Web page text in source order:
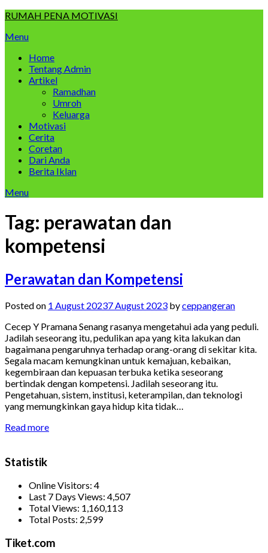
Skip
content
RUMAH PENA MOTIVASI
Menu
Home
Tentang Admin
Artikel
Ramadhan
Umroh
Keluarga
Motivasi
Cerita
Coretan
Dari Anda
Berita Iklan
Menu
Tag: perawatan dan
kompetensi
Perawatan dan Kompetensi
Posted on 1 August 20237 August 2023 byceppangeran
Cecep Y Pramana Senang rasanya mengetahui ada yang peduli.
Jadilah seseorang itu, pedulikan apa yang kita lakukan dan
bagaimana pengaruhnya terhadap orang-orang di sekitar kita.
Segala macam kemungkinan untuk kemajuan, kebaikan,
kegembiraan dan kepuasan terbuka ketika seseorang
bertindak dengan kompetensi. Jadilah seseorang itu.
Pengetahuan, sistem, institusi, keterampilan, dan teknologi
yang memungkinkan gaya hidup kita tidak…
Read more
Statistik
Online Visitors: 4
Last 7 Days Views: 4,507
Total Views: 1,160,113
Total Posts: 2,599
Tiket.com